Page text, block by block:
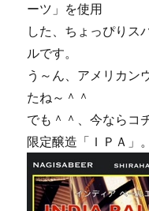
ーツ」を使用
した、ちょっぴりス
ルです。
う～ん、アメリカン
たね～＾＾
でも＾＾、今ならコ
限定醸造「ＩＰＡ」。